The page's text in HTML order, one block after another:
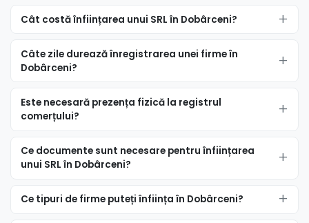
Cât costă înființarea unui SRL în Dobârceni?
Câte zile durează înregistrarea unei firme în
Dobârceni?
Este necesară prezența fizică la registrul
comerțului?
Ce documente sunt necesare pentru înființarea
unui SRL în Dobârceni?
Ce tipuri de firme puteți înființa în Dobârceni?